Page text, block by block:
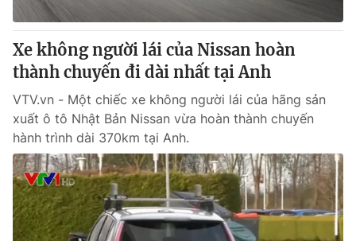
Xe không người lái của Nissan hoàn
thành chuyến đi dài nhất tại Anh
VTV.vn - Một chiếc xe không người lái của hãng sản
xuất ô tô Nhật Bản Nissan vừa hoàn thành chuyến
hành trình dài 370km tại Anh.